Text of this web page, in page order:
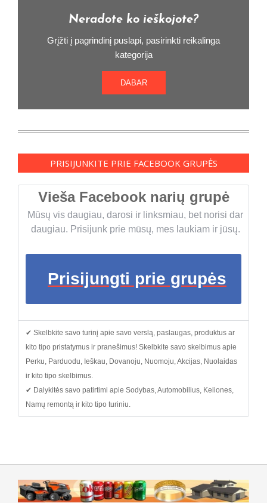
Neradote ko ieškojote?
Grįžti į pagrindinį puslapi, pasirinkti reikalinga
kategorija
DABAR
PRISIJUNKITE PRIE FACEBOOK GRUPĖS
Vieša Facebook narių grupė
Mūsų vis daugiau, darosi ir linksmiau, bet norisi dar
daugiau. Prisijunk prie mūsų, mes laukiam ir jūsų.
Prisijungti prie grupės
✔ Skelbkite savo turinį apie savo verslą, paslaugas, produktus ar
kito tipo pristatymus ir pranešimus! Skelbkite savo skelbimus apie
Perku, Parduodu, Ieškau, Dovanoju, Nuomoju, Akcijas, Nuolaidas
ir kito tipo skelbimus.
✔ Dalykitės savo patirtimi apie Sodybas, Automobilius, Keliones,
Namų remontą ir kito tipo turiniu.